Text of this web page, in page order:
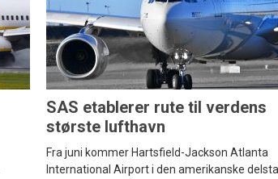
SAS etablerer rute til verdens
største lufthavn
Fra juni kommer Hartsfield-Jackson Atlanta
International Airport i den amerikanske